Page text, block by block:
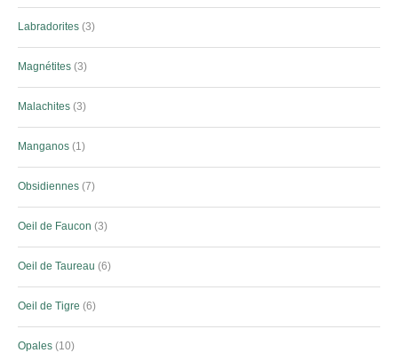
Labradorites 3
Magnétites 3
Malachites 3
Manganos 1
Obsidiennes 7
Oeil de Faucon 3
Oeil de Taureau 6
Oeil de Tigre 6
Opales 10